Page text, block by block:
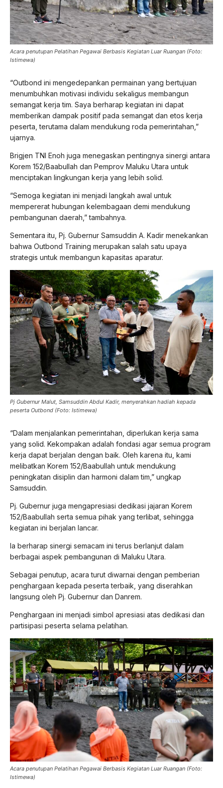
Acara penutupan Pelatihan Pegawai Berbasis Kegiatan Luar Ruangan (Foto:
Istimewa)
“Outbond ini mengedepankan permainan yang bertujuan
menumbuhkan motivasi individu sekaligus membangun
semangat kerja tim. Saya berharap kegiatan ini dapat
memberikan dampak positif pada semangat dan etos kerja
peserta, terutama dalam mendukung roda pemerintahan,”
ujarnya.
Brigjen TNI Enoh juga menegaskan pentingnya sinergi antara
Korem 152/Baabullah dan Pemprov Maluku Utara untuk
menciptakan lingkungan kerja yang lebih solid.
“Semoga kegiatan ini menjadi langkah awal untuk
mempererat hubungan kelembagaan demi mendukung
pembangunan daerah,” tambahnya.
Sementara itu, Pj. Gubernur Samsuddin A. Kadir menekankan
bahwa Outbond Training merupakan salah satu upaya
strategis untuk membangun kapasitas aparatur.
Pj Gubernur Malut, Samsuddin Abdul Kadir, menyerahkan hadiah kepada
peserta Outbond (Foto: Istimewa)
“Dalam menjalankan pemerintahan, diperlukan kerja sama
yang solid. Kekompakan adalah fondasi agar semua program
kerja dapat berjalan dengan baik. Oleh karena itu, kami
melibatkan Korem 152/Baabullah untuk mendukung
peningkatan disiplin dan harmoni dalam tim,” ungkap
Samsuddin.
Pj. Gubernur juga mengapresiasi dedikasi jajaran Korem
152/Baabullah serta semua pihak yang terlibat, sehingga
kegiatan ini berjalan lancar.
Ia berharap sinergi semacam ini terus berlanjut dalam
berbagai aspek pembangunan di Maluku Utara.
Sebagai penutup, acara turut diwarnai dengan pemberian
penghargaan kepada peserta terbaik, yang diserahkan
langsung oleh Pj. Gubernur dan Danrem.
Penghargaan ini menjadi simbol apresiasi atas dedikasi dan
partisipasi peserta selama pelatihan.
Acara penutupan Pelatihan Pegawai Berbasis Kegiatan Luar Ruangan (Foto:
Istimewa)